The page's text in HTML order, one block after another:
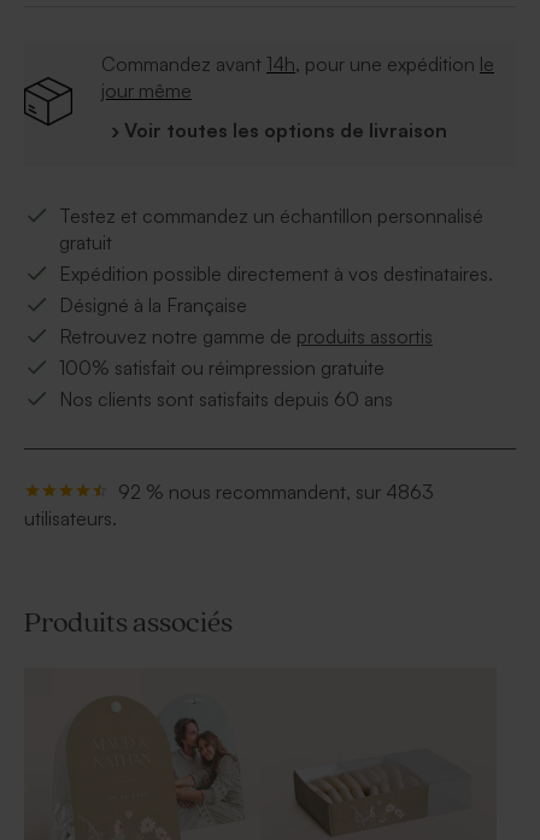
Commandez avant 14h, pour une expédition le
jour même
› Voir toutes les options de livraison
Testez et commandez un échantillon personnalisé
gratuit
Expédition possible directement à vos destinataires.
Désigné à la Française
Retrouvez notre gamme de produits assortis
100% satisfait ou réimpression gratuite
Nos clients sont satisfaits depuis 60 ans
92 % nous recommandent, sur 4863
utilisateurs.
Produits associés